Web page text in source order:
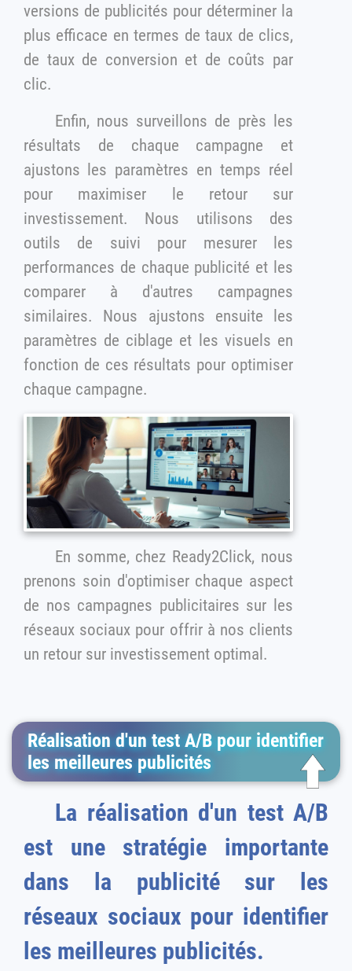
versions de publicités pour déterminer la
plus efficace en termes de taux de clics,
de taux de conversion et de coûts par
clic.
Enfin, nous surveillons de près les
résultats de chaque campagne et
ajustons les paramètres en temps réel
pour maximiser le retour sur
investissement. Nous utilisons des
outils de suivi pour mesurer les
performances de chaque publicité et les
comparer à d'autres campagnes
similaires. Nous ajustons ensuite les
paramètres de ciblage et les visuels en
fonction de ces résultats pour optimiser
chaque campagne.
En somme, chez Ready2Click, nous
prenons soin d'optimiser chaque aspect
de nos campagnes publicitaires sur les
réseaux sociaux pour offrir à nos clients
un retour sur investissement optimal.
Réalisation d'un test A/B pour identifier
les meilleures publicités
La réalisation d'un test A/B
est une stratégie importante
dans la publicité sur les
réseaux sociaux pour identifier
les meilleures publicités.